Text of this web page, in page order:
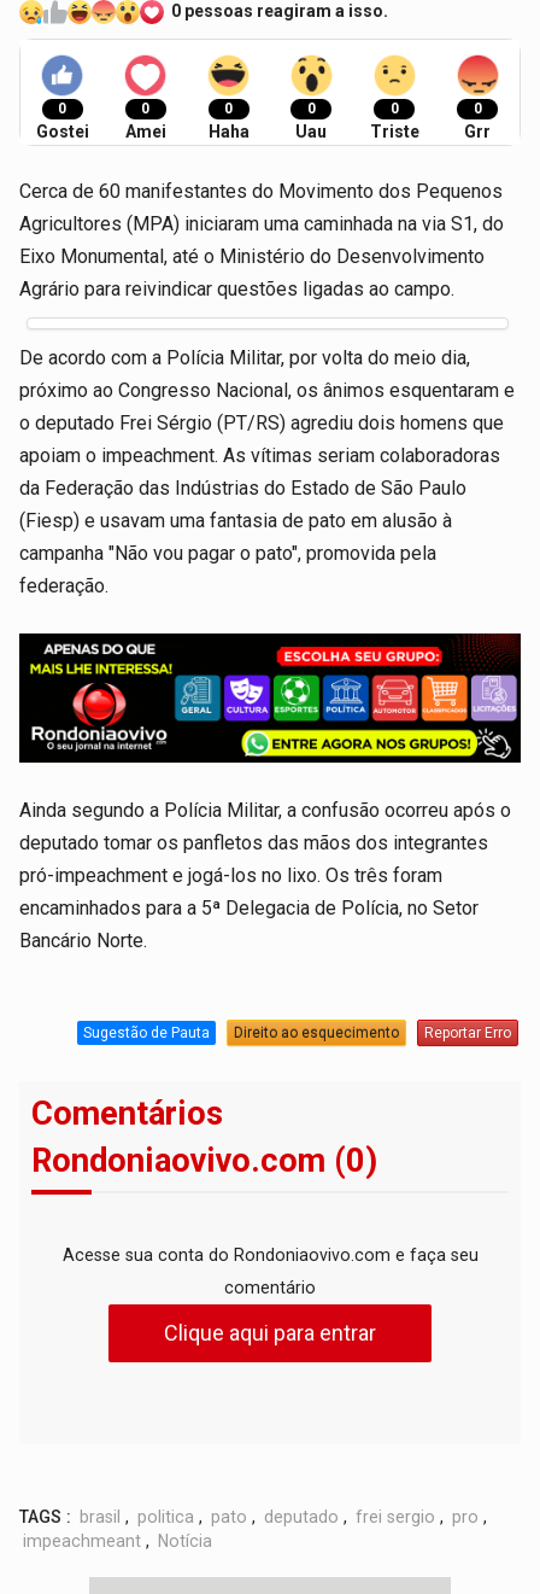
0 pessoas reagiram a isso.
0
Gostei
0
Amei
0
Haha
0
Uau
0
Triste
0
Grr
Cerca de 60 manifestantes do Movimento dos Pequenos
Agricultores (MPA) iniciaram uma caminhada na via S1, do
Eixo Monumental, até o Ministério do Desenvolvimento
Agrário para reivindicar questões ligadas ao campo.
De acordo com a Polícia Militar, por volta do meio dia,
próximo ao Congresso Nacional, os ânimos esquentaram e
o deputado Frei Sérgio (PT/RS) agrediu dois homens que
apoiam o impeachment. As vítimas seriam colaboradoras
da Federação das Indústrias do Estado de São Paulo
(Fiesp) e usavam uma fantasia de pato em alusão à
campanha "Não vou pagar o pato", promovida pela
federação.
Ainda segundo a Polícia Militar, a confusão ocorreu após o
deputado tomar os panfletos das mãos dos integrantes
pró-impeachment e jogá-los no lixo. Os três foram
encaminhados para a 5ª Delegacia de Polícia, no Setor
Bancário Norte.
Sugestão de Pauta Direito ao esquecimento Reportar Erro
Comentários
Rondoniaovivo.com (0)
Acesse sua conta do Rondoniaovivo.com e faça seu
comentário
Clique aqui para entrar
TAGS : brasil , politica , pato , deputado , frei sergio , pro ,
impeachmeant , Notícia